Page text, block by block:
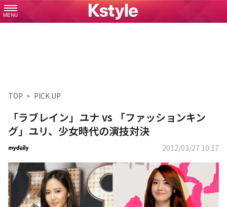
MENU
TOP PICK UP
「ラブレイン」ユナ vs 「ファッションキン
グ」ユリ、少女時代の演技対決
2012/03/27 10:17